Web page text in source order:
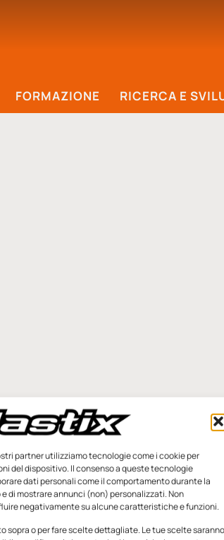
partner utilizziamo tecnologie come i cookie per
del dispositivo. Il consenso a queste tecnologie
dati personali come il comportamento durante la
di mostrare annunci (non) personalizzati. Non
negativamente su alcune caratteristiche e funzioni.
sopra o per fare scelte dettagliate. Le tue scelte saranno
FORMAZIONE RICERCA E